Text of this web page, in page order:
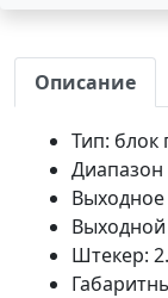
Описание
Тип: блок
Диапазон
Выходной
Штекер: